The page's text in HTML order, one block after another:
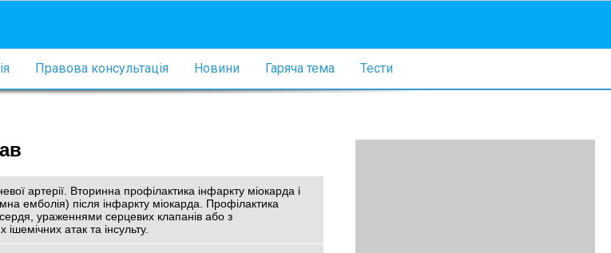
Правова консультація Новини Гаряча тема Тести
артерії. Вторинна профілактика інфаркту міокарда і
емболія) після інфаркту міокарда. Профілактика
ураженнями серцевих клапанів або з
атак та інсульту.